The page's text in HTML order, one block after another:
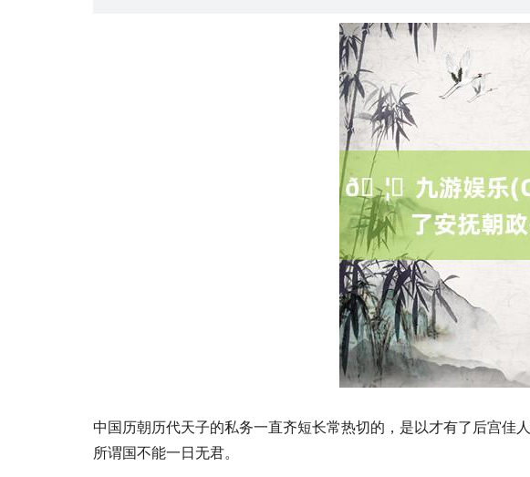
中国历朝历代天子的私务一直齐短长常热切的，是以才有了后宫佳
所谓国不能一日无君。